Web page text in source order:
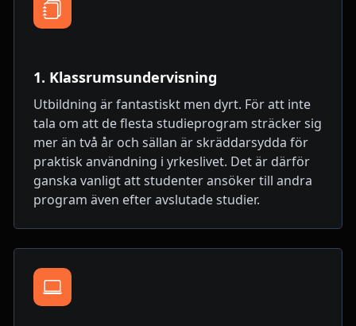
1. Klassrumsundervisning
Utbildning är fantastiskt men dyrt. För att inte
tala om att de flesta studieprogram sträcker sig
mer än två år och sällan är skräddarsydda för
praktisk användning i yrkeslivet. Det är därför
ganska vanligt att studenter ansöker till andra
program även efter avslutade studier.